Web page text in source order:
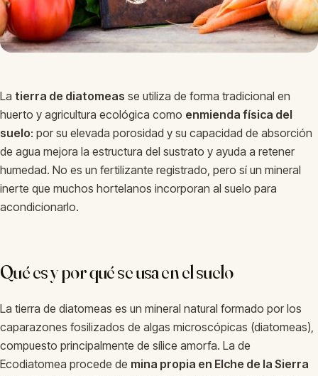
La tierra de diatomeas se utiliza de forma tradicional en
huerto y agricultura ecológica como enmienda física del
suelo: por su elevada porosidad y su capacidad de absorción
de agua mejora la estructura del sustrato y ayuda a retener
humedad. No es un fertilizante registrado, pero sí un mineral
inerte que muchos hortelanos incorporan al suelo para
acondicionarlo.
Qué es y por qué se usa en el suelo
La tierra de diatomeas es un mineral natural formado por los
caparazones fosilizados de algas microscópicas (diatomeas),
compuesto principalmente de sílice amorfa. La de
Ecodiatomea procede de mina propia en Elche de la Sierra